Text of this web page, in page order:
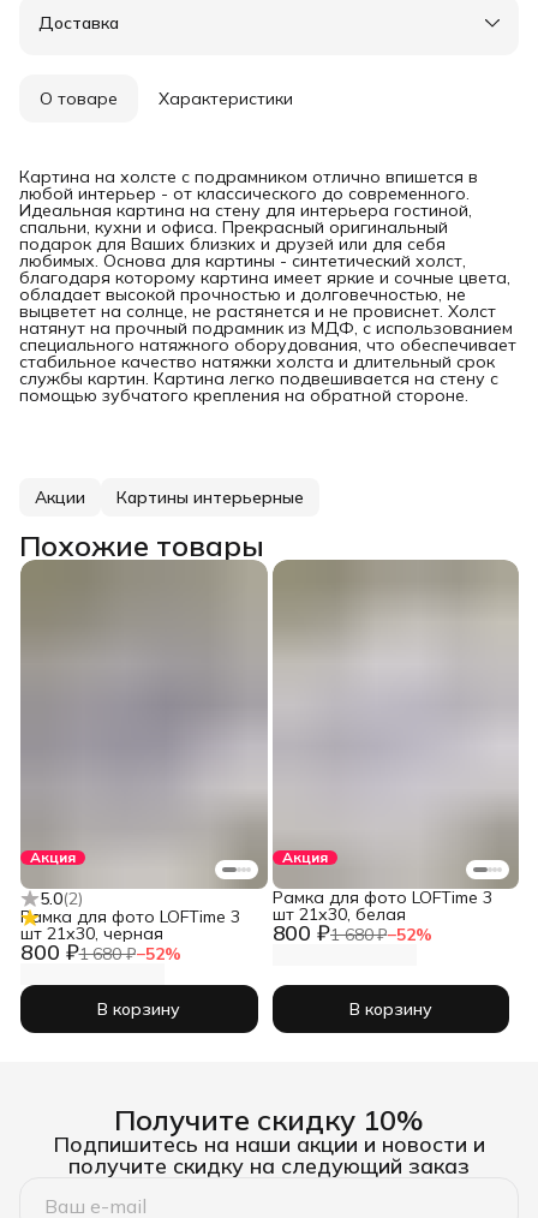
Доставка
О товаре Характеристики
Картина на холсте с подрамником отлично впишется в
любой интерьер - от классического до современного.
Идеальная картина на стену для интерьера гостиной,
спальни, кухни и офиса. Прекрасный оригинальный
подарок для Ваших близких и друзей или для себя
любимых. Основа для картины - синтетический холст,
благодаря которому картина имеет яркие и сочные цвета,
обладает высокой прочностью и долговечностью, не
выцветет на солнце, не растянется и не провиснет. Холст
натянут на прочный подрамник из МДФ, с использованием
специального натяжного оборудования, что обеспечивает
стабильное качество натяжки холста и длительный срок
службы картин. Картина легко подвешивается на стену с
помощью зубчатого крепления на обратной стороне.
Акции Картины интерьерные
Похожие товары
Акция
5.0(2)
800 ₽1 680 ₽−52%
Рамка для фото LOFTime 3
шт 21х30, черная
В корзину
Акция
800 ₽1 680 ₽−52%
Рамка для фото LOFTime 3
шт 21х30, белая
В корзину
Получите скидку 10%
Подпишитесь на наши акции и новости и
получите скидку на следующий заказ